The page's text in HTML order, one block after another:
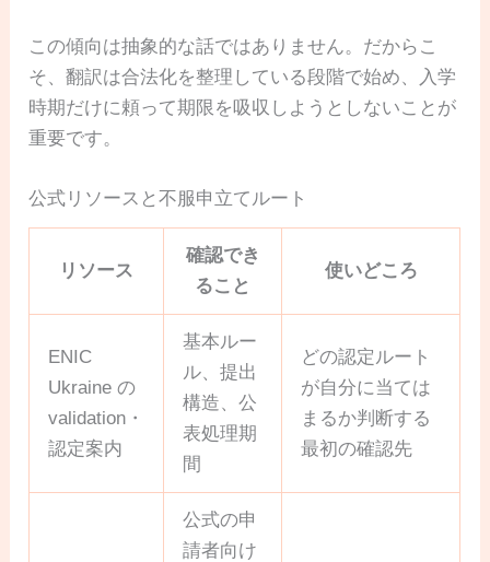
この傾向は抽象的な話ではありません。だからこ
そ、翻訳は合法化を整理している段階で始め、入学
時期だけに頼って期限を吸収しようとしないことが
重要です。
公式リソースと不服申立てルート
リソース
確認でき
ること
使いどころ
ENIC
Ukraine の
validation・
認定案内
基本ルー
ル、提出
構造、公
表処理期
間
どの認定ルート
が自分に当ては
まるか判断する
最初の確認先
公式の申
請者向け